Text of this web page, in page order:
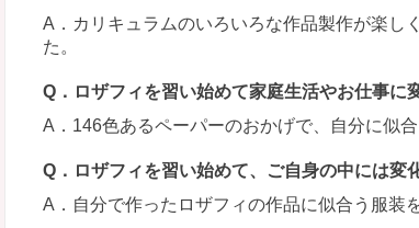
A．カリキュラムのいろいろな作品製作が楽し
た。
Q．ロザフィを習い始めて家庭生活やお仕事に
A．146色あるペーパーのおかげで、自分に似
Q．ロザフィを習い始めて、ご自身の中には変
A．自分で作ったロザフィの作品に似合う服装